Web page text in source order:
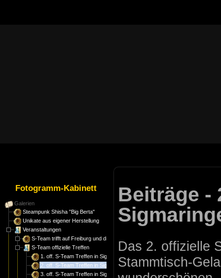
Fotogramm-Kabinett
Galerien
Steampunk Shisha "Big Berta"
Unikate aus eigener Herstellung
Veranstaltungen
S-Team trifft auf Freiburg und die Schweiz
S-Team offizielle Treffen
1. off. S-Team Treffen in Sigmaringen, 31.08.2013
2. off. S-Team Treffen in Sigmaringen, 19.01.2014
3. off. S-Team Treffen in Sigmaringen, 22.06.2014
Beiträge -
Das 2. offizielle
Stammtisch-